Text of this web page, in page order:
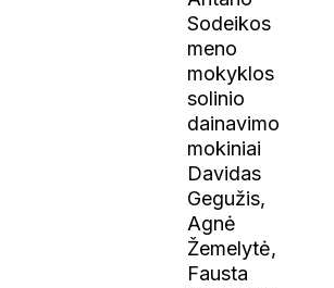
Sodeikos
meno
mokyklos
solinio
dainavimo
mokiniai
Davidas
Gegužis,
Agnė
Žemelytė,
Fausta